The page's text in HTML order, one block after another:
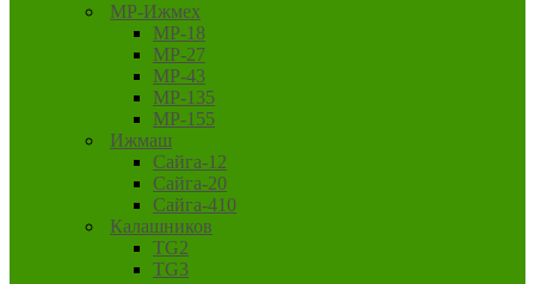
MP-Ижмех
MP-18
MP-27
MP-43
MP-135
MP-155
Ижмаш
Сайга-12
Сайга-20
Сайга-410
Калашников
TG2
TG3